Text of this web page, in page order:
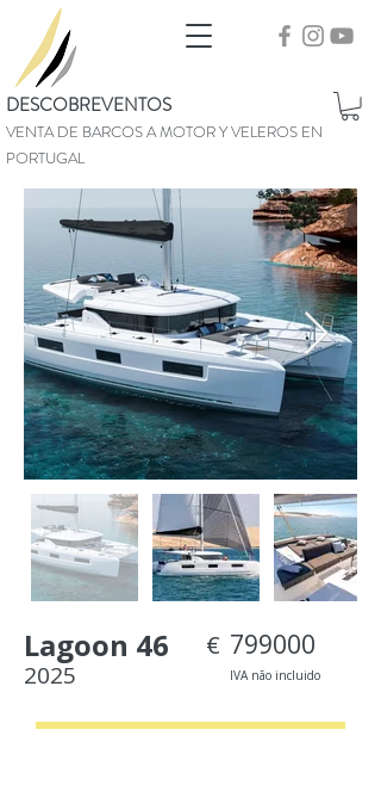
DESCOBREVENTOS
VENTA DE BARCOS A MOTOR Y VELEROS EN
PORTUGAL
Lagoon 46
2025
€ 799000
IVA não incluido